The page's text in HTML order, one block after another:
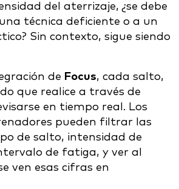
del aterrizaje, ¿se debe
técnica deficiente o a un
Sin contexto, sigue siendo
de Focus, cada salto,
que realice a través de
en tiempo real. Los
pueden filtrar las
de salto, intensidad de
de fatiga, y ver al
ven esas cifras en